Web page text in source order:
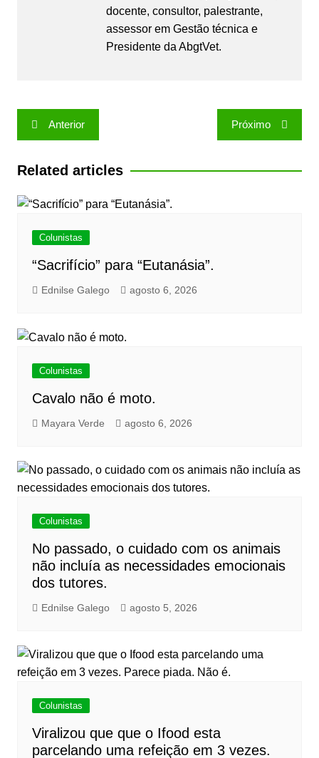
docente, consultor, palestrante,
assessor em Gestão técnica e
Presidente da AbgtVet.
Navegação
de
Post
Anterior Próximo
Related articles
Colunistas
“Sacrifício” para “Eutanásia”.
Ednilse Galego agosto 6, 2026
Colunistas
Cavalo não é moto.
Mayara Verde agosto 6, 2026
Colunistas
No passado, o cuidado com os animais
não incluía as necessidades emocionais
dos tutores.
Ednilse Galego agosto 5, 2026
Colunistas
Viralizou que que o Ifood esta
parcelando uma refeição em 3 vezes.